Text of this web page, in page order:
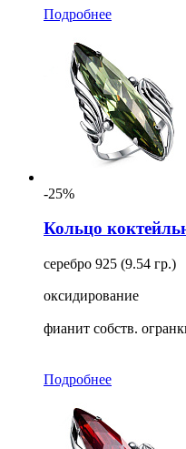
Подробнее
-25%
Кольцо
серебро 925 (9.54 гр.)
оксидирование
фианит собств.
Подробнее